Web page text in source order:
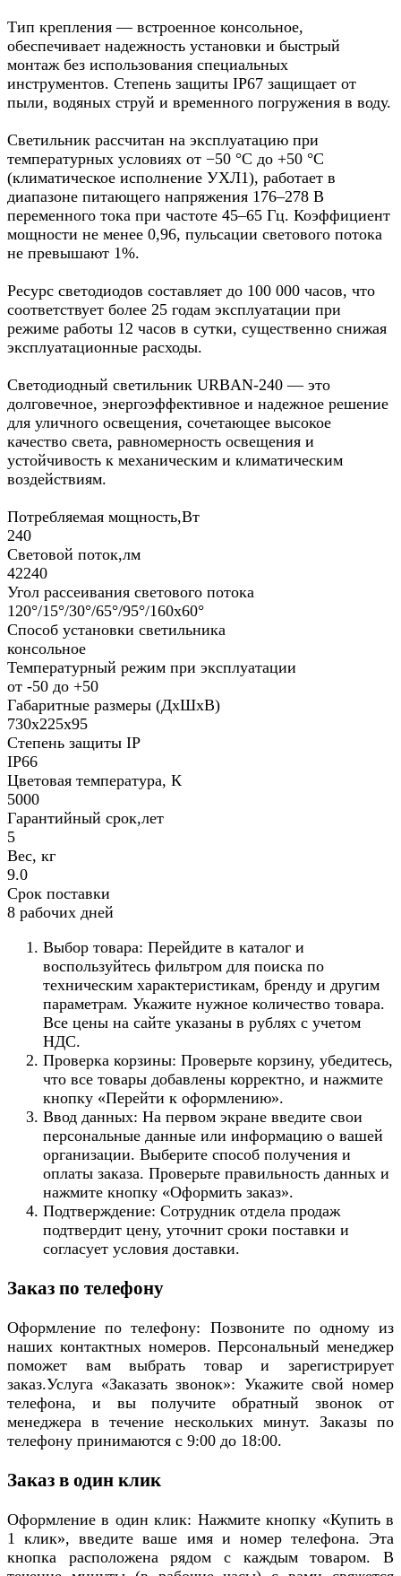
Тип крепления — встроенное консольное,
обеспечивает надежность установки и быстрый
монтаж без использования специальных
инструментов. Степень защиты IP67 защищает от
пыли, водяных струй и временного погружения в воду.
Светильник рассчитан на эксплуатацию при
температурных условиях от −50 °C до +50 °C
(климатическое исполнение УХЛ1), работает в
диапазоне питающего напряжения 176–278 В
переменного тока при частоте 45–65 Гц. Коэффициент
мощности не менее 0,96, пульсации светового потока
не превышают 1%.
Ресурс светодиодов составляет до 100 000 часов, что
соответствует более 25 годам эксплуатации при
режиме работы 12 часов в сутки, существенно снижая
эксплуатационные расходы.
Светодиодный светильник URBAN-240 — это
долговечное, энергоэффективное и надежное решение
для уличного освещения, сочетающее высокое
качество света, равномерность освещения и
устойчивость к механическим и климатическим
воздействиям.
Потребляемая мощность,Вт
240
Световой поток,лм
42240
Угол рассеивания светового потока
120°/15°/30°/65°/95°/160х60°
Способ установки светильника
консольное
Температурный режим при эксплуатации
от -50 до +50
Габаритные размеры (ДхШхВ)
730х225х95
Степень защиты IP
IP66
Цветовая температура, К
5000
Гарантийный срок,лет
5
Вес, кг
9.0
Срок поставки
8 рабочих дней
Выбор товара: Перейдите в каталог и
воспользуйтесь фильтром для поиска по
техническим характеристикам, бренду и другим
параметрам. Укажите нужное количество товара.
Все цены на сайте указаны в рублях с учетом
НДС.
Проверка корзины: Проверьте корзину, убедитесь,
что все товары добавлены корректно, и нажмите
кнопку «Перейти к оформлению».
Ввод данных: На первом экране введите свои
персональные данные или информацию о вашей
организации. Выберите способ получения и
оплаты заказа. Проверьте правильность данных и
нажмите кнопку «Оформить заказ».
Подтверждение: Сотрудник отдела продаж
подтвердит цену, уточнит сроки поставки и
согласует условия доставки.
Заказ по телефону
Оформление по телефону: Позвоните по одному из
наших контактных номеров. Персональный менеджер
поможет вам выбрать товар и зарегистрирует
заказ.Услуга «Заказать звонок»: Укажите свой номер
телефона, и вы получите обратный звонок от
менеджера в течение нескольких минут. Заказы по
телефону принимаются с 9:00 до 18:00.
Заказ в один клик
Оформление в один клик: Нажмите кнопку «Купить в
1 клик», введите ваше имя и номер телефона. Эта
кнопка расположена рядом с каждым товаром. В